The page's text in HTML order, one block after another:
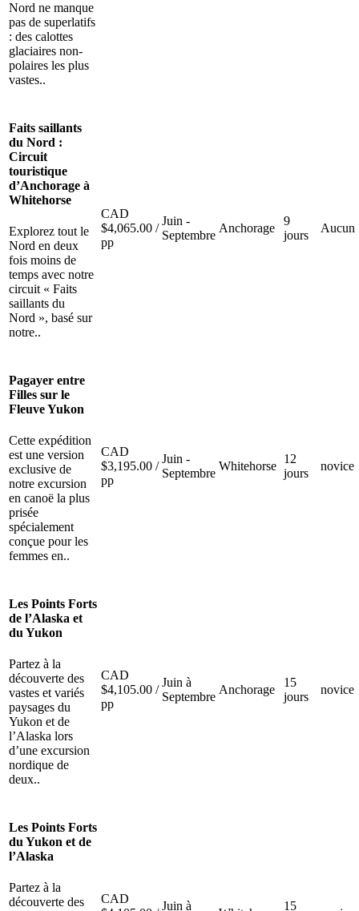
Nord ne manque
pas de superlatifs
: des calottes
glaciaires non-
polaires les plus
vastes..
Faits saillants
du Nord :
Circuit
touristique
d’Anchorage à
Whitehorse
Explorez tout le
Nord en deux
fois moins de
temps avec notre
circuit « Faits
saillants du
Nord », basé sur
notre..
CAD
$4,065.00 /
pp
Juin -
Septembre
Anchorage
9
jours
Aucun
Pagayer entre
Filles sur le
Fleuve Yukon
Cette expédition
est une version
exclusive de
notre excursion
en canoë la plus
prisée
spécialement
conçue pour les
femmes en..
CAD
$3,195.00 /
pp
Juin -
Septembre
Whitehorse
12
jours
novice
Les Points Forts
de l’Alaska et
du Yukon
Partez à la
découverte des
vastes et variés
paysages du
Yukon et de
l’Alaska lors
d’une excursion
nordique de
deux..
CAD
$4,105.00 /
pp
Juin à
Septembre
Anchorage
15
jours
novice
Les Points Forts
du Yukon et de
l’Alaska
Partez à la
découverte des
CAD
Juin à
15